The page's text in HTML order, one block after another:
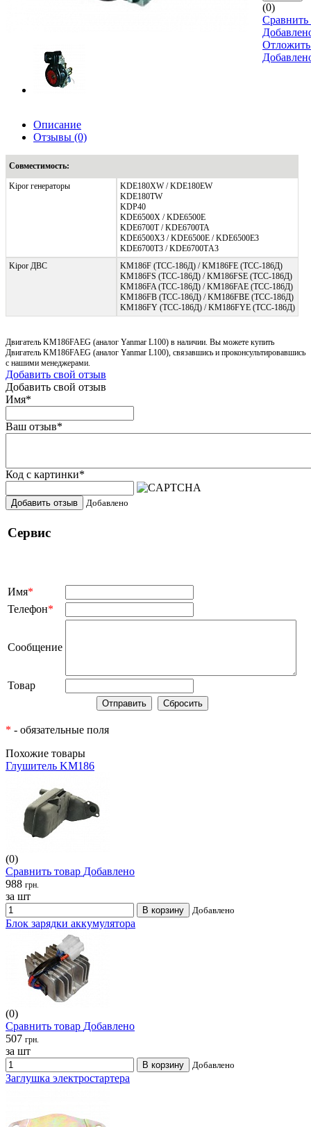
(0)
Сравнить
Отложить
Описание
Отзывы (0)
Совместимость:
Kipor генераторы
KDE180XW / KDE180EW
KDE180TW
KDP40
KDE6500X / KDE6500E
KDE6700T / KDE6700TA
KDE6500X3 / KDE6500E / KDE6500E3
KDE6700T3 / KDE6700TА3
Kipor ДВС
KM186F (ТСС-186Д) / KM186FE (ТСС-186Д)
KM186FS (ТСС-186Д) / KM186FSE (ТСС-186Д)
KM186FA (ТСС-186Д) / KM186FAE (ТСС-186Д)
KM186FB (ТСС-186Д) / KM186FBE (ТСС-186Д)
KM186FY (ТСС-186Д) / KM186FYE (ТСС-186Д)
Двигатель KM186FAEG (аналог Yanmar L100) в наличии. Вы можете купить
Двигатель KM186FAEG (аналог Yanmar L100), связавшись и проконсультировавшись
с нашими менеджерами.
Добавить свой отзыв
Добавить свой отзыв
Имя*
Ваш отзыв*
Код с картинки*
Добавить отзыв Добавлено
Сервис
Имя*
Телефон*
Сообщение
Товар
* - обязательные поля
Похожие товары
Глушитель KM186
(0)
Сравнить товар Добавлено
988 грн.
за шт
В корзину Добавлено
Блок зарядки аккумулятора
(0)
Сравнить товар Добавлено
507 грн.
за шт
В корзину Добавлено
Заглушка электростартера